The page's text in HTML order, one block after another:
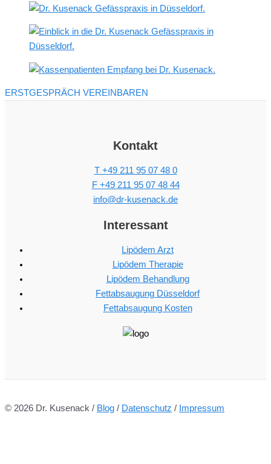
ERSTGESPRÄCH VEREINBAREN
Kontakt
T +49 211 95 07 48 0
F +49 211 95 07 48 44
info@dr-kusenack.de
Interessant
Lipödem Arzt
Lipödem Therapie
Lipödem Behandlung
Fettabsaugung Düsseldorf
Fettabsaugung Kosten
© 2026 Dr. Kusenack / Blog / Datenschutz / Impressum